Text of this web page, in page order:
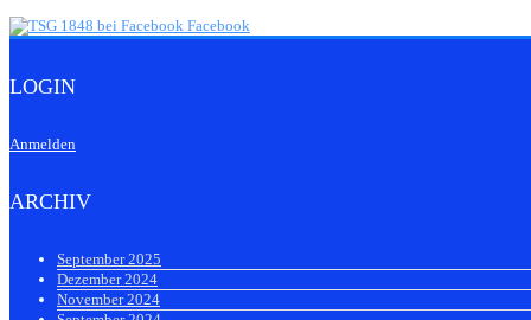
LOGIN
Anmelden
ARCHIV
September 2025
Dezember 2024
November 2024